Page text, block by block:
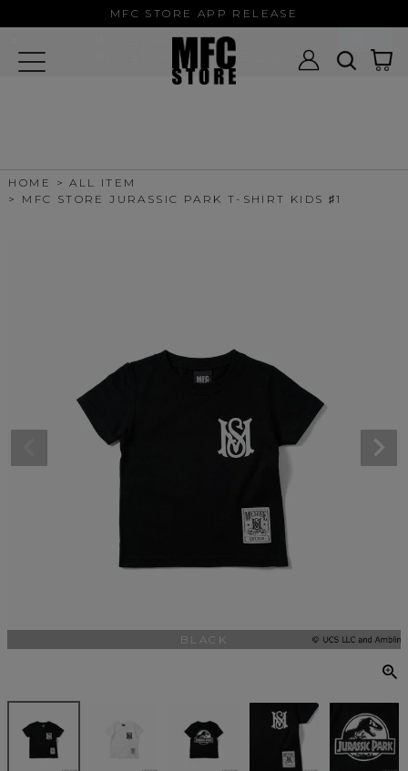
MFC STORE APP RELEASE
HOME
ALL ITEM
MFC STORE JURASSIC PARK T-SHIRT KIDS ♯1
BLACK
MFC STORE
MFC STORE/EXAMPLE 公式アプリ -
Google Play